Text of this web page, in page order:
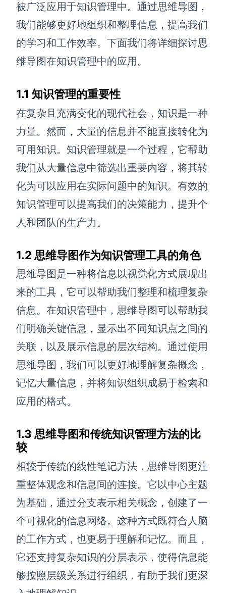
AI创作
创意与绘图
AI生成思维导图
AI生成用户旅程图
AI生成鱼骨图
AI生成甘特图
AI生成组织结构图 AI生成平衡计分卡
AI生成时间管理四象限
数据分析与策略
AI生成用户画像
AI生成Smart分析
AI生成波士顿矩阵
AI生成波特五力模型
AI生成4P营销理论模型
AI生成竞品分析
AI生成安索夫矩阵
AI生成AARRR模型
智能创作
AI生成PPT
AI生成图片
AI写作
AI对话
AI生成简历
模板社区
企业服务
私有化部署
管理功能定制 · 专业部署方案
客户案例
用boardmix提升团队协作效率
被广泛应用于知识管理中。通过思维导图，
我们能够更好地组织和整理信息，提高我们
的学习和工作效率。下面我们将详细探讨思
维导图在知识管理中的应用。
1.1 知识管理的重要性
在复杂且充满变化的现代社会，知识是一种
力量。然而，大量的信息并不能直接转化为
可用知识。知识管理就是一个过程，它帮助
我们从大量信息中筛选出重要内容，将其转
化为可以应用在实际问题中的知识。有效的
知识管理可以提高我们的决策能力，提升个
人和团队的生产力。
1.2 思维导图作为知识管理工具的角色
思维导图是一种将信息以视觉化方式展现出
来的工具，它可以帮助我们整理和梳理复杂
信息。在知识管理中，思维导图可以帮助我
们明确关键信息，显示出不同知识点之间的
关联，以及展示信息的层次结构。通过使用
思维导图，我们可以更好地理解复杂概念，
记忆大量信息，并将知识组织成易于检索和
应用的格式。
1.3 思维导图和传统知识管理方法的比
较
相较于传统的线性笔记方法，思维导图更注
重整体观念和信息间的连接。它以中心主题
为基础，通过分支表示相关概念，创建了一
个可视化的信息网络。这种方式既符合人脑
的工作方式，也更易于理解和记忆。而且，
它还支持复杂知识的分层表示，使得信息能
够按照层级关系进行组织，有助于我们更深